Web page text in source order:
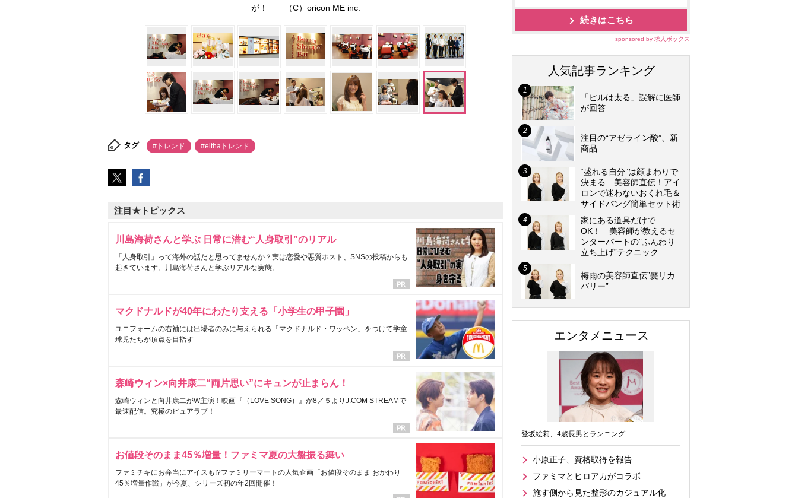
が！ （C）oricon ME inc.
タグ #トレンド #elthaトレンド
注目★トピックス
川島海荷さんと学ぶ 日常に潜む“人身取引”のリアル
「人身取引」って海外の話だと思ってませんか？実は恋愛や悪質ホスト、SNSの投稿からも
起きています。川島海荷さんと学ぶリアルな実態。
マクドナルドが40年にわたり支える「小学生の甲子園」
ユニフォームの右袖には出場者のみに与えられる「マクドナルド・ワッペン」をつけて学童
球児たちが頂点を目指す
森崎ウィン×向井康二“両片思い”にキュンが止まらん！
森崎ウィンと向井康二がW主演！映画『（LOVE SONG）』が8／５よりJ:COM STREAMで
最速配信。究極のピュアラブ！
お値段そのまま45％増量！ファミマ夏の大盤振る舞い
ファミチキにお弁当にアイスも!?ファミリーマートの人気企画「お値段そのまま おかわり
45％増量作戦」が今夏、シリーズ初の年2回開催！
続きはこちら
sponsored by 求人ボックス
人気記事ランキング
「ピルは太る」誤解に医師
が回答
注目の“アゼライン酸”、新
商品
“盛れる自分”は顔まわりで
決まる 美容師直伝！アイ
ロンで迷わないおくれ毛＆
サイドバング簡単セット術
家にある道具だけで
OK！ 美容師が教えるセ
ンターパートの”ふんわり
立ち上げ”テクニック
梅雨の美容師直伝”髪リカ
バリー”
エンタメニュース
登坂絵莉、4歳長男とランニング
小原正子、資格取得を報告
ファミマとヒロアカがコラボ
施す側から見た整形のカジュアル化